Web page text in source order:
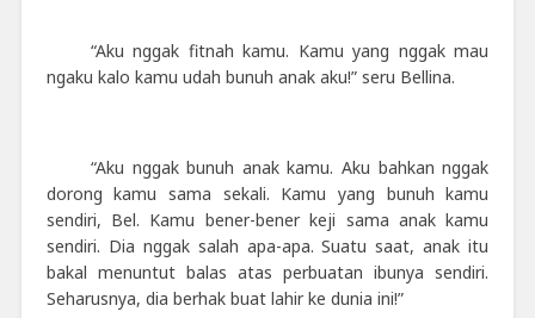
“Aku nggak fitnah kamu. Kamu yang nggak mau
ngaku kalo kamu udah bunuh anak aku!” seru Bellina.
“Aku nggak bunuh anak kamu. Aku bahkan nggak
dorong kamu sama sekali. Kamu yang bunuh kamu
sendiri, Bel. Kamu bener-bener keji sama anak kamu
sendiri. Dia nggak salah apa-apa. Suatu saat, anak itu
bakal menuntut balas atas perbuatan ibunya sendiri.
Seharusnya, dia berhak buat lahir ke dunia ini!”